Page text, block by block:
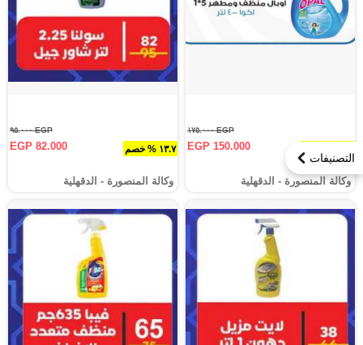
التصنيفات
EGP ١٧٥.٠٠٠
EGP 150.000
وكالة المنصورة - الدقهلية‎
١٣.٧ % خصم
EGP ٩٥.٠٠٠
EGP 82.000
وكالة المنصورة - الدقهلية‎